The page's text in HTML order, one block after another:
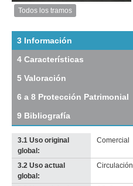
Anterior Pausa Siguiente
Imagen
tramo:
Paraná
(Pa
Descargar
original
Todos los tramos
Imagen del tramo:
Rincón (Rin 8)
Descarga tamaño completo
3 Información
4 Características
5 Valoración
6 a 8 Protección Patrimonial
9 Bibliografía
3.1 Uso original
global:
Comercial
3.2 Uso actual
global:
Circulación